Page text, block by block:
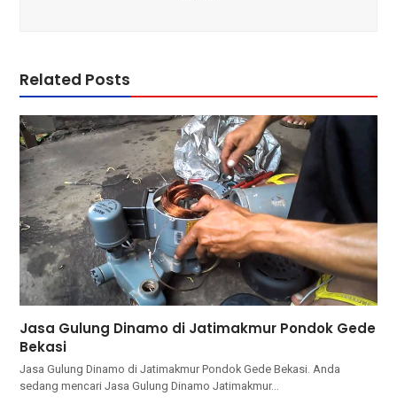
Related Posts
Jasa Gulung Dinamo di Jatimakmur Pondok Gede
Bekasi
Jasa Gulung Dinamo di Jatimakmur Pondok Gede Bekasi. Andа
ѕеdаng mencari Jasa Gulung Dinamo Jatimakmur…